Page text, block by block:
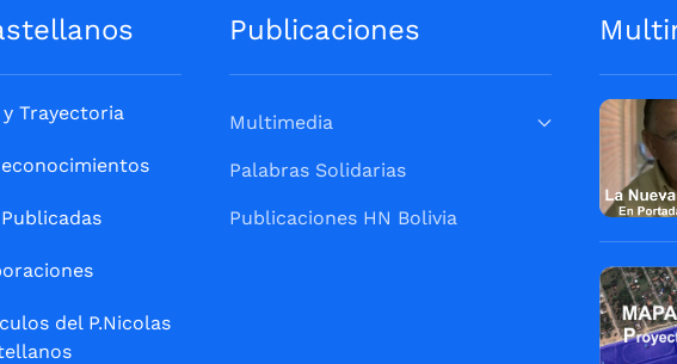
Trayectoria
del P.Nicolas
Publicaciones
Multimedia
Palabras Solidarias
Publicaciones HN Bolivia